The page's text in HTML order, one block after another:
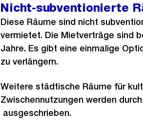
Nicht-subventionierte
Diese Räume sind nicht
vermietet. Die Mietverträge sind
Jahre. Es gibt eine einmalige
zu verlängern.
Weitere städtische Räume für
Zwischennutzungen werden
ausgeschrieben.